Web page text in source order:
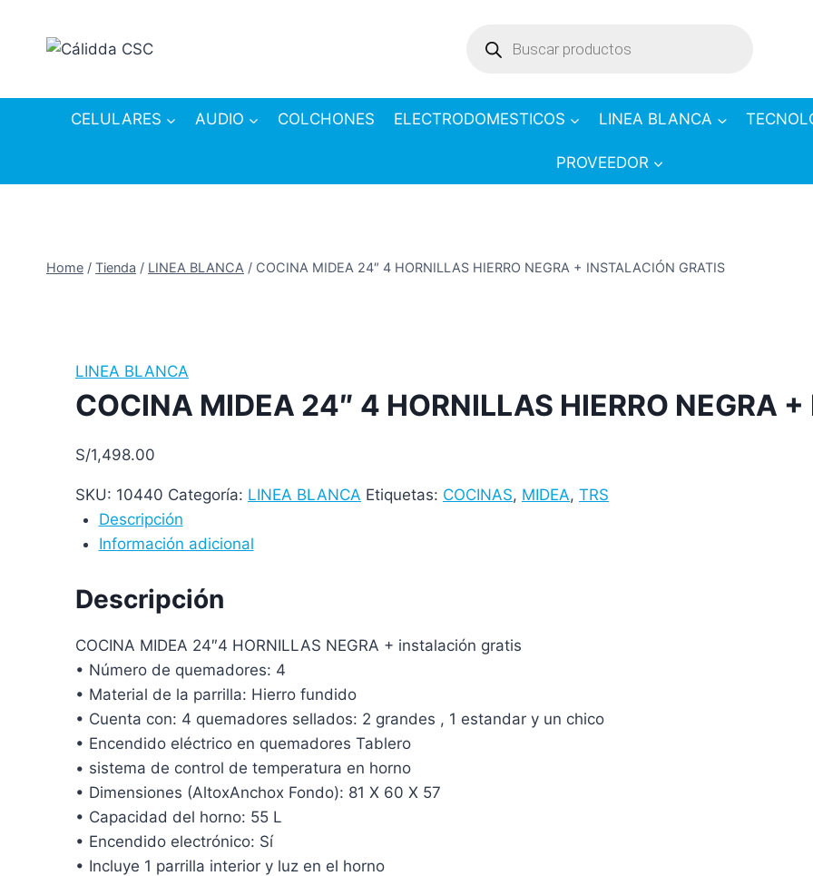
search
CELULARES AUDIO COLCHONES ELECTRODOMESTICOS LINEA BLANCA
PROVEEDOR
Home / Tienda / LINEA BLANCA / COCINA MIDEA 24″ 4 HORNILLAS HIERRO NEGRA + INSTALACIÓN GRATIS
LINEA BLANCA
COCINA MIDEA 24″ 4 HORNILLAS HIERRO NEGRA
S/1,498.00
SKU: 10440 Categoría: LINEA BLANCA Etiquetas: COCINAS, MIDEA, TRS
Descripción
Información adicional
Descripción
COCINA MIDEA 24″4 HORNILLAS NEGRA + instalación gratis
• Número de quemadores: 4
• Material de la parrilla: Hierro fundido
• Cuenta con: 4 quemadores sellados: 2 grandes , 1 estandar y un chico
• Encendido eléctrico en quemadores Tablero
• sistema de control de temperatura en horno
• Dimensiones (AltoxAnchox Fondo): 81 X 60 X 57
• Capacidad del horno: 55 L
• Encendido electrónico: Sí
• Incluye 1 parrilla interior y luz en el horno